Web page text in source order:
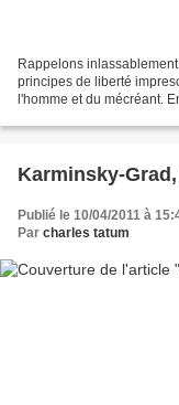
Rappelons
principes de liberté
l'homme et du mécréant.
Karminsky-
Publié le 10/04/2011 à
Par charles tatum